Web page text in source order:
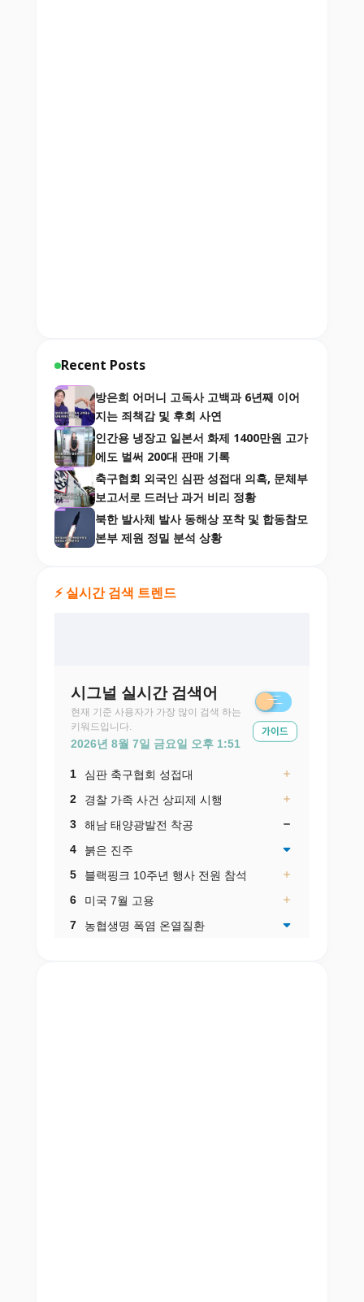
Recent Posts
방은희 어머니 고독사 고백과 6년째 이어
지는 죄책감 및 후회 사연
인간용 냉장고 일본서 화제 1400만원 고가
에도 벌써 200대 판매 기록
축구협회 외국인 심판 성접대 의혹, 문체부
보고서로 드러난 과거 비리 정황
북한 발사체 발사 동해상 포착 및 합동참모
본부 제원 정밀 분석 상황
⚡ 실시간 검색 트렌드